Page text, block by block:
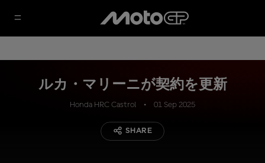
ルカ・マリーニが契約を更新
Honda HRC Castrol 01 Sep 2025
SHARE